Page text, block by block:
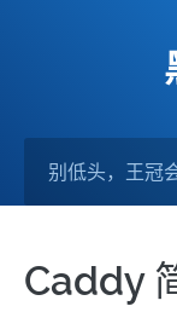
Caddy